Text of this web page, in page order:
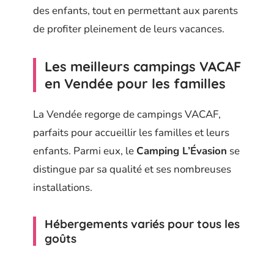
des enfants, tout en permettant aux parents
de profiter pleinement de leurs vacances.
Les meilleurs campings VACAF
en Vendée pour les familles
La Vendée regorge de campings VACAF,
parfaits pour accueillir les familles et leurs
enfants. Parmi eux, le Camping L’Évasion se
distingue par sa qualité et ses nombreuses
installations.
Hébergements variés pour tous les
goûts